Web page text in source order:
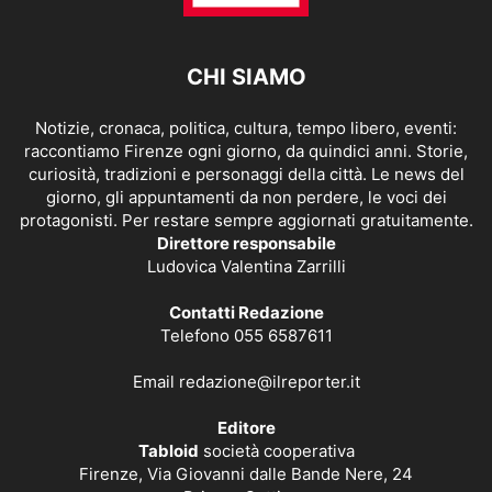
CHI SIAMO
Notizie, cronaca, politica, cultura, tempo libero, eventi:
raccontiamo Firenze ogni giorno, da quindici anni. Storie,
curiosità, tradizioni e personaggi della città. Le news del
giorno, gli appuntamenti da non perdere, le voci dei
protagonisti. Per restare sempre aggiornati gratuitamente.
Direttore responsabile
Ludovica Valentina Zarrilli
Contatti Redazione
Telefono 055 6587611
Email redazione@ilreporter.it
Editore
Tabloid società cooperativa
Firenze, Via Giovanni dalle Bande Nere, 24